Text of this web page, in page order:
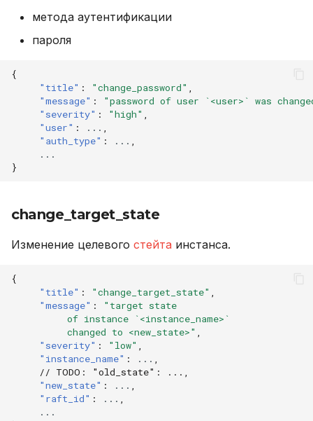
метода аутентификации
пароля
{
"title" : "change_password"
"message" :
"password of user `<user>` was
"severity" : "high"
"user" : ...
"auth_type" : ...
...
}
change_target_state
Изменение целевого стейта инстанса.
{
"title" : "change_target_state"
"message" :
"target state
          of instance `<instance_name>`
          changed to <new_state>"
"severity" : "low"
"instance_name" : ...
// TODO: "old_state": ...,
"new_state" : ...
"raft_id" : ...
...